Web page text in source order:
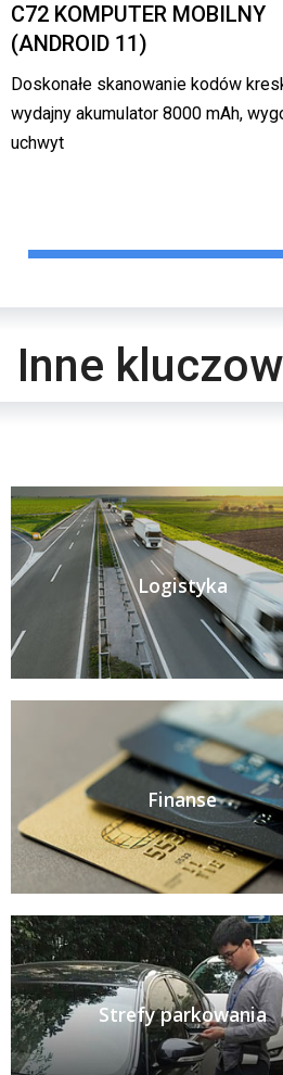
C72 KOMPUTER MOBILNY
(ANDROID 11)
Doskonałe skanowanie kodów
wydajny akumulator 8000 mAh,
uchwyt
Inne
Logistyka
Finanse
Strefy parkowania